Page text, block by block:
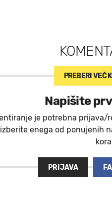
PREBERI VEČ
Napišite
je potrebna prijava/
enega od ponujenih
PRIJAVA